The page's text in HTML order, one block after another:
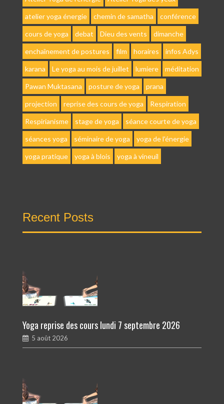
atelier yoga énergie chemin de samatha conférence
cours de yoga debat Dieu des vents dimanche
enchaînement de postures film horaires infos Adys
karana Le yoga au mois de juillet lumiere méditation
Pawan Muktasana posture de yoga prana
projection reprise des cours de yoga Respiration
Respirianisme stage de yoga séance courte de yoga
séances yoga séminaire de yoga yoga de l'énergie
yoga pratique yoga à blois yoga à vineuil
Recent Posts
Yoga reprise des cours lundi 7 septembre 2026
5 août 2026